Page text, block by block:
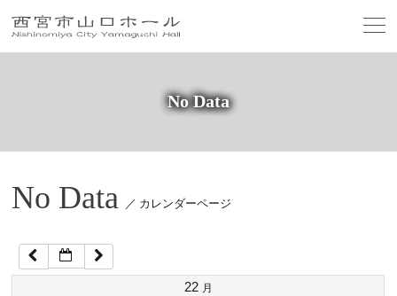
No Data
No Data ／ カレンダーページ
22 月
7:00 AM